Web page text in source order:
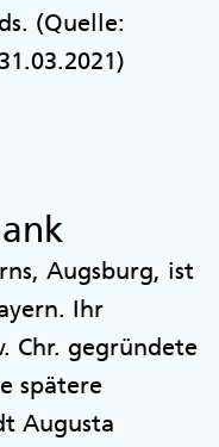
(Quelle:
31.03.2021)
Augsburg, ist
Ihr
Chr. gegründete
spätere
Augusta